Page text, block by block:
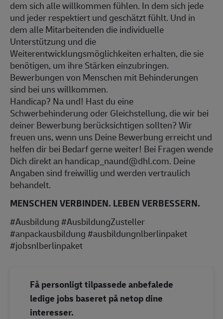
dem sich alle willkommen fühlen. In dem sich jede
und jeder respektiert und geschätzt fühlt. Und in
dem alle Mitarbeitenden die individuelle
Unterstützung und die
Weiterentwicklungsmöglichkeiten erhalten, die sie
benötigen, um ihre Stärken einzubringen.
Bewerbungen von Menschen mit Behinderungen
sind bei uns willkommen.
Handicap? Na und! Hast du eine
Schwerbehinderung oder Gleichstellung, die wir bei
deiner Bewerbung berücksichtigen sollten? Wir
freuen uns, wenn uns Deine Bewerbung erreicht und
helfen dir bei Bedarf gerne weiter! Bei Fragen wende
Dich direkt an handicap_naund@dhl.com. Deine
Angaben sind freiwillig und werden vertraulich
behandelt.
MENSCHEN VERBINDEN. LEBEN VERBESSERN.
#Ausbildung #AusbildungZusteller
#anpackausbildung #ausbildungnlberlinpaket
#jobsnlberlinpaket
Få personligt tilpassede anbefalede
ledige jobs baseret på netop dine
interesser.